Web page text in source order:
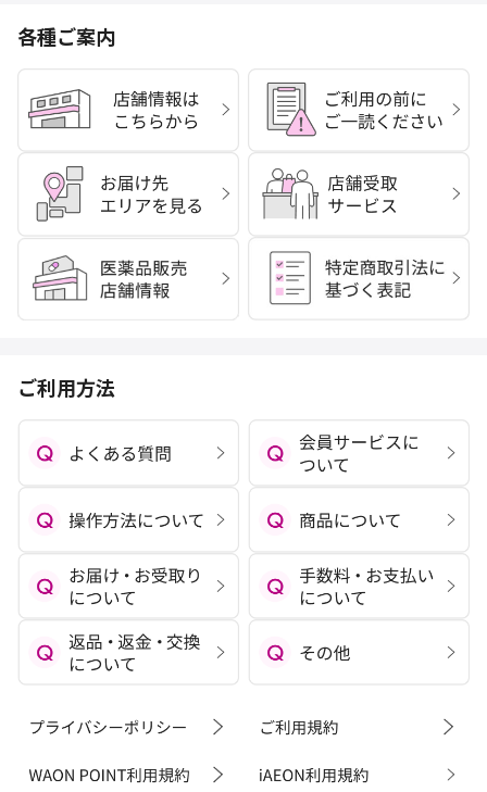
各種ご案内
ご利用方法